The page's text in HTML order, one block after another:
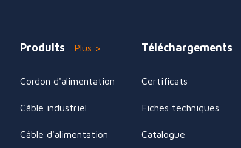
Produits Plus >
Cordon d'alimentation
Câble industriel
Câble d'alimentation
Téléchargements
Certificats
Fiches techniques
Catalogue